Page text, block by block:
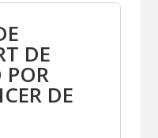
DE
POR
DE